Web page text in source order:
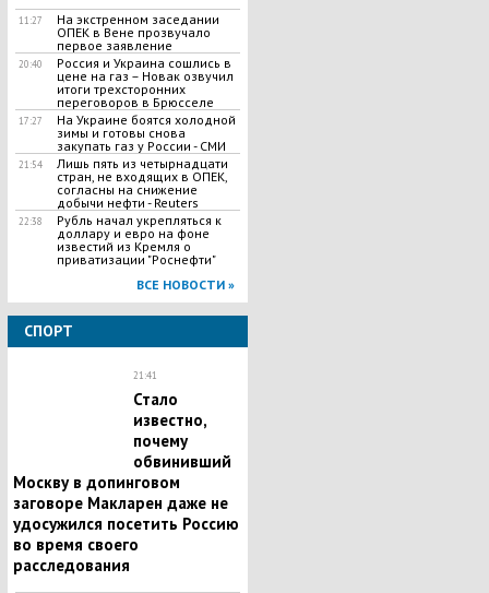
11:27
На экстренном заседании
ОПЕК в Вене прозвучало
первое заявление
20:40
Россия и Украина сошлись в
цене на газ – Новак озвучил
итоги трехсторонних
переговоров в Брюсселе
17:27
На Украине боятся холодной
зимы и готовы снова
закупать газ у России - СМИ
21:54
Лишь пять из четырнадцати
стран, не входящих в ОПЕК,
согласны на снижение
добычи нефти - Reuters
22:38
Рубль начал укрепляться к
доллару и евро на фоне
известий из Кремля о
приватизации "Роснефти"
ВСЕ НОВОСТИ »
СПОРТ
21:41
Стало
известно,
почему
обвинивший
Москву в допинговом
заговоре Макларен даже не
удосужился посетить Россию
во время своего
расследования